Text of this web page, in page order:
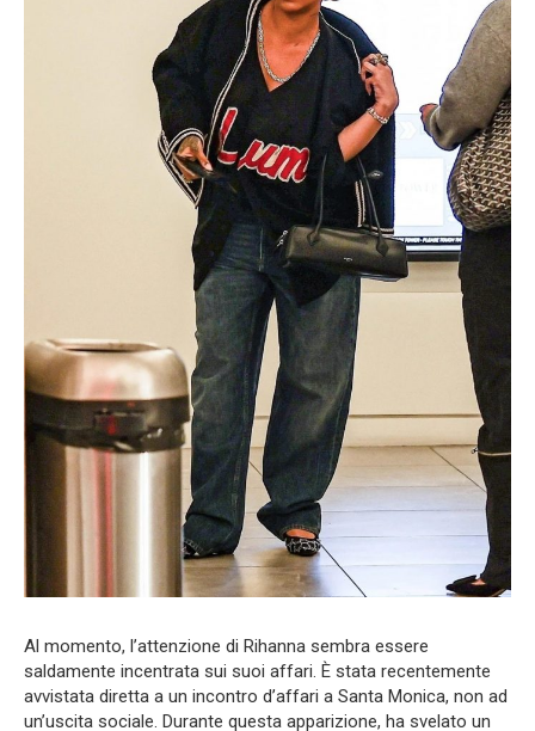
Al momento, l’attenzione di Rihanna sembra essere
saldamente incentrata sui suoi affari. È stata recentemente
avvistata diretta a un incontro d’affari a Santa Monica, non ad
un’uscita sociale. Durante questa apparizione, ha svelato un